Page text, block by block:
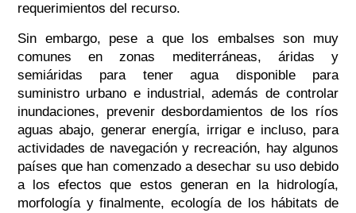
requerimientos del recurso.
Sin embargo, pese a que los embalses son muy
comunes en zonas mediterráneas, áridas y
semiáridas para tener agua disponible para
suministro urbano e industrial, además de controlar
inundaciones, prevenir desbordamientos de los ríos
aguas abajo, generar energía, irrigar e incluso, para
actividades de navegación y recreación, hay algunos
países que han comenzado a desechar su uso debido
a los efectos que estos generan en la hidrología,
morfología y finalmente, ecología de los hábitats de